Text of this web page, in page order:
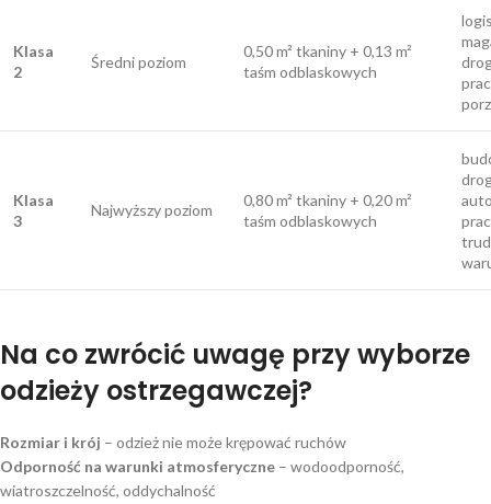
Klasa
2
Średni poziom
0,50 m² tkaniny + 0,13 m²
taśm odblaskowych
Klasa
3
Najwyższy poziom
0,80 m² tkaniny + 0,20 m²
taśm odblaskowych
Na co zwrócić uwagę przy wyborze
odzieży ostrzegawczej?
Rozmiar i krój – odzież nie może krępować ruchów
Odporność na warunki atmosferyczne – wodoodporność,
wiatroszczelność, oddychalność